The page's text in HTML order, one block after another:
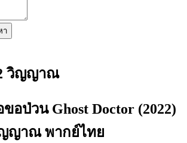
า
วิญญาณ
ป่วน Ghost Doctor (2022)
ญาณ พากย์ไทย